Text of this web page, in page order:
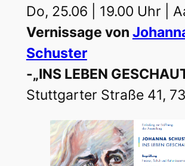
Do, 25.06 | 19.00 Uhr |
Vernissage von
Schuster
-„INS LEBEN
Stuttgarter Straße 41,